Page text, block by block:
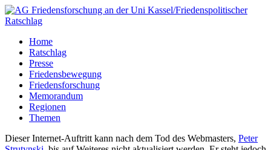
Home
Ratschlag
Presse
Friedensbewegung
Friedensforschung
Memorandum
Regionen
Themen
Dieser Internet-Auftritt kann nach dem Tod des Webmasters, Peter